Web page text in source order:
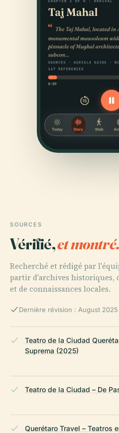
SOURCES
Vérifié,et montré.
Recherché et rédigé par
partir d'archives historiques,
et de connaissances locales.
Dernière révision : August 2025
Teatro de la Ciudad
Suprema (2025)
Teatro de la Ciudad – De
Querétaro Travel – Teatros